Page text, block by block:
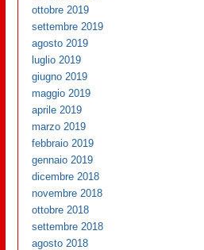
ottobre 2019
settembre 2019
agosto 2019
luglio 2019
giugno 2019
maggio 2019
aprile 2019
marzo 2019
febbraio 2019
gennaio 2019
dicembre 2018
novembre 2018
ottobre 2018
settembre 2018
agosto 2018